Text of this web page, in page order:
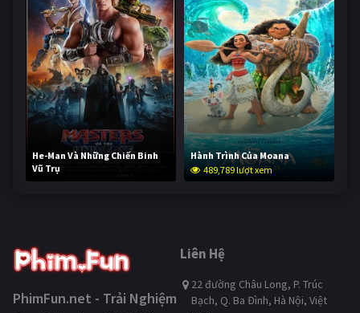
He-Man Và Những Chiến Binh
Vũ Trụ
238,295 lượt xem
Hành Trình Của Moana
489,789 lượt xem
PhimFun.net - Trải Nghiệm
Liên Hệ
22 đường Châu Long, P. Trúc
Bạch, Q. Ba Đình, Hà Nội, Việt